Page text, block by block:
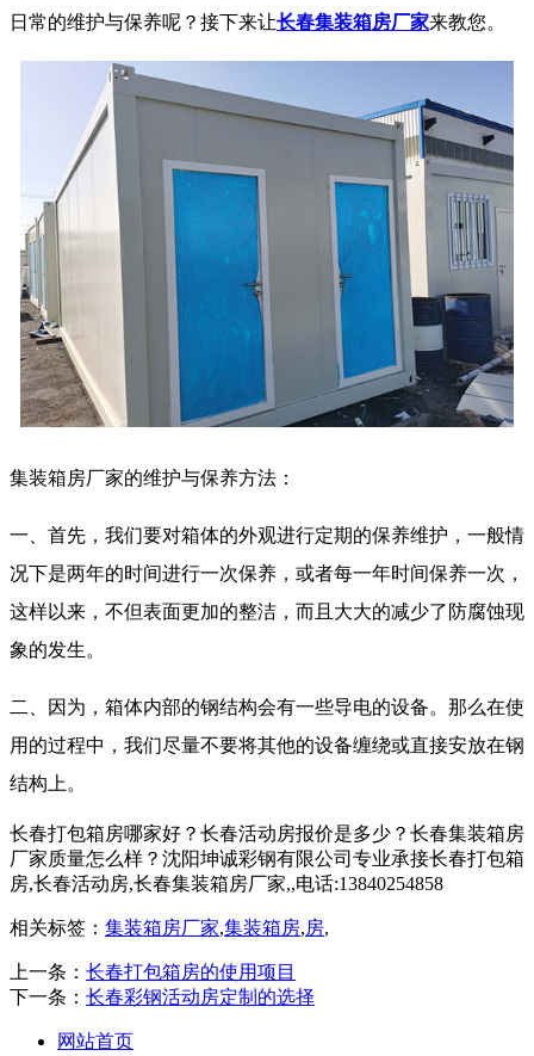
日常的维护与保养呢？接下来让长春集装箱房厂家来教您。
集装箱房厂家的维护与保养方法：
一、首先，我们要对箱体的外观进行定期的保养维护，一般情
况下是两年的时间进行一次保养，或者每一年时间保养一次，
这样以来，不但表面更加的整洁，而且大大的减少了防腐蚀现
象的发生。
二、因为，箱体内部的钢结构会有一些导电的设备。那么在使
用的过程中，我们尽量不要将其他的设备缠绕或直接安放在钢
结构上。
长春打包箱房哪家好？长春活动房报价是多少？长春集装箱房
厂家质量怎么样？沈阳坤诚彩钢有限公司专业承接长春打包箱
房,长春活动房,长春集装箱房厂家,,电话:13840254858
相关标签： 集装箱房厂家,集装箱房,房,
上一条： 长春打包箱房的使用项目
下一条： 长春彩钢活动房定制的选择
网站首页